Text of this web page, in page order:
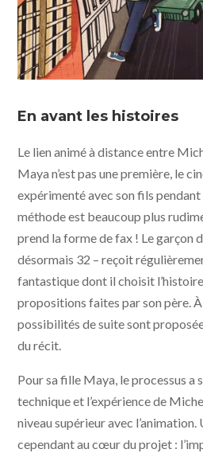
Jokers
En avant les histoires
Le lien animé à distance entre
Maya n’est pas une première, le
expérimenté avec son fils pendant
méthode est beaucoup plus
prend la forme de fax ! Le garçon
désormais 32 – reçoit
fantastique dont il choisit
propositions faites par son père.
possibilités de suite sont
du récit.
Pour sa fille Maya, le processus a
technique et l’expérience de
niveau supérieur avec l’animation.
cependant au cœur du projet :